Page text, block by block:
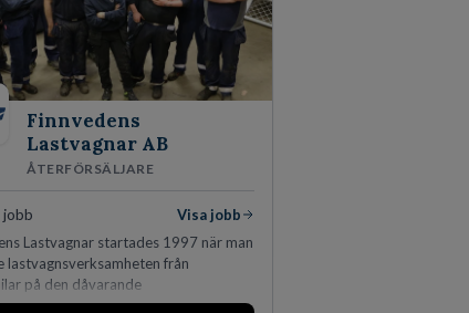
På vårt kontor i centrala Stockholm är
240 medarbetare.
Finnvedens
Lastvagnar AB
ÅTERFÖRSÄLJARE
jobb
Visa jobb
Lastvagnar startades 1997 när man
lastvagnsverksamheten från
på den dåvarande
i Värnamo. Sedan dess har